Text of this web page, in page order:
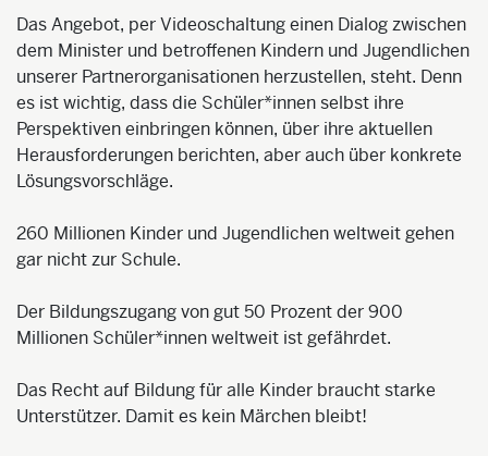
Das Angebot, per Videoschaltung einen Dialog zwischen
dem Minister und betroffenen Kindern und Jugendlichen
unserer Partnerorganisationen herzustellen, steht. Denn
es ist wichtig, dass die Schüler*innen selbst ihre
Perspektiven einbringen können, über ihre aktuellen
Herausforderungen berichten, aber auch über konkrete
Lösungsvorschläge.
260 Millionen Kinder und Jugendlichen weltweit gehen
gar nicht zur Schule.
Der Bildungszugang von gut 50 Prozent der 900
Millionen Schüler*innen weltweit ist gefährdet.
Das Recht auf Bildung für alle Kinder braucht starke
Unterstützer. Damit es kein Märchen bleibt!